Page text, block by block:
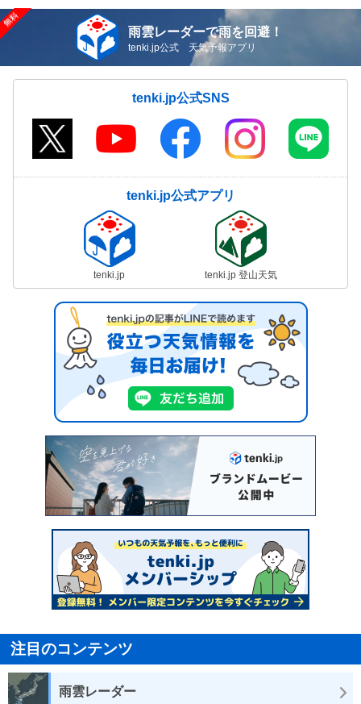
雨雲レーダーで雨を回避！
tenki.jp公式 天気予報アプリ
tenki.jp公式SNS
tenki.jp公式アプリ
tenki.jp tenki.jp 登山天気
注目のコンテンツ
雨雲レーダー